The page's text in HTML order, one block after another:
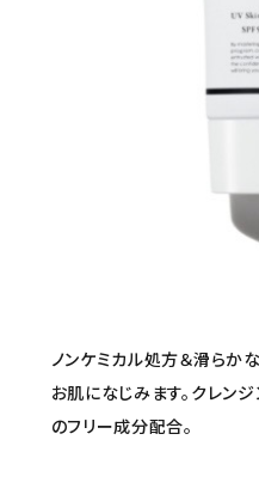
お問い合わせ
ノンケミカル処方＆滑らか
お肌になじみます。クレン
のフリー成分配合。